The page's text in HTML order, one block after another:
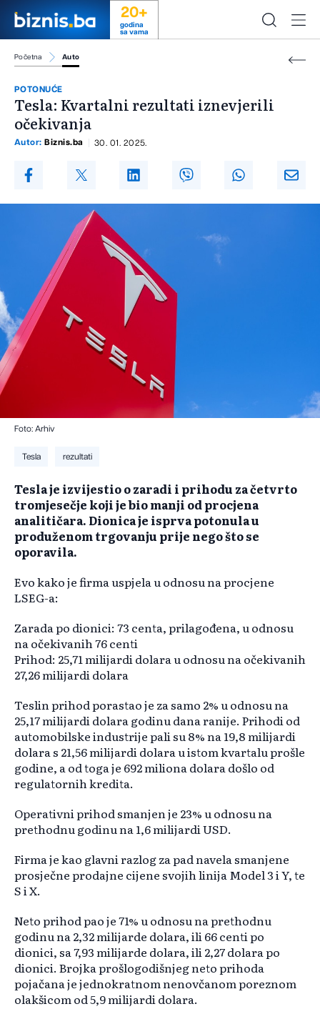
20+
godina
sa vama
Početna Auto
POTONUĆE
Tesla: Kvartalni rezultati iznevjerili
očekivanja
Autor: Biznis.ba 30. 01. 2025.
Foto: Arhiv
Tesla rezultati
Tesla je izvijestio o zaradi i prihodu za četvrto
tromjesečje koji je bio manji od procjena
analitičara. Dionica je isprva potonula u
produženom trgovanju prije nego što se
oporavila.
Evo kako je firma uspjela u odnosu na procjene
LSEG-a:
Zarada po dionici: 73 centa, prilagođena, u odnosu
na očekivanih 76 centi
Prihod: 25,71 milijardi dolara u odnosu na očekivanih
27,26 milijardi dolara
Teslin prihod porastao je za samo 2% u odnosu na
25,17 milijardi dolara godinu dana ranije. Prihodi od
automobilske industrije pali su 8% na 19,8 milijardi
dolara s 21,56 milijardi dolara u istom kvartalu prošle
godine, a od toga je 692 miliona dolara došlo od
regulatornih kredita.
Operativni prihod smanjen je 23% u odnosu na
prethodnu godinu na 1,6 milijardi USD.
Firma je kao glavni razlog za pad navela smanjene
prosječne prodajne cijene svojih linija Model 3 i Y, te
S i X.
Neto prihod pao je 71% u odnosu na prethodnu
godinu na 2,32 milijarde dolara, ili 66 centi po
dionici, sa 7,93 milijarde dolara, ili 2,27 dolara po
dionici. Brojka prošlogodišnjeg neto prihoda
pojačana je jednokratnom nenovčanom poreznom
olakšicom od 5,9 milijardi dolara.